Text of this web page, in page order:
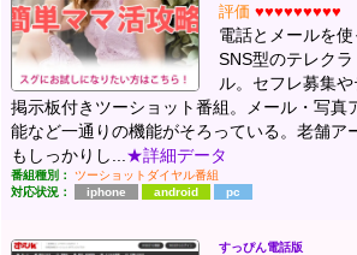
評価 ♥♥♥♥♥♥♥♥♥
電話とメールを
SNS型のテレク
ル。セフレ募集
掲示板付きツーショット番組。メール・写真
能など一通りの機能がそろっている。老舗ア
もしっかりし... ★詳細データ
番組種別：
ツーショットダイヤル番組
対応状況：
iphone android pc
すっぴん電話版